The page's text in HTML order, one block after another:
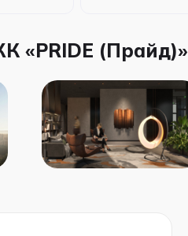
«PRIDE (Прайд)»